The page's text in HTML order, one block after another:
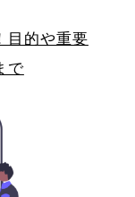
目的や重要
で